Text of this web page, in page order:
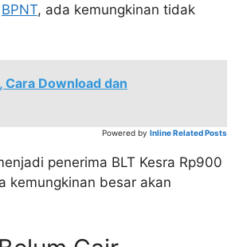
BPNT, ada kemungkinan tidak
Download dan
Powered by Inline Related Posts
penerima BLT Kesra Rp900
kemungkinan besar akan